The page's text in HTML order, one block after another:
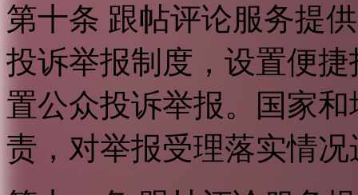
第十条 跟帖评论服务提
投诉举报制度，设置便
置公众投诉举报。国家
责，对举报受理落实情